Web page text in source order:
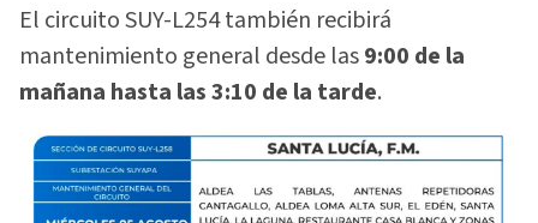
El circuito SUY-L254 también recibirá
mantenimiento general desde las9:00 de la
mañana hasta las 3:10 de la tarde.